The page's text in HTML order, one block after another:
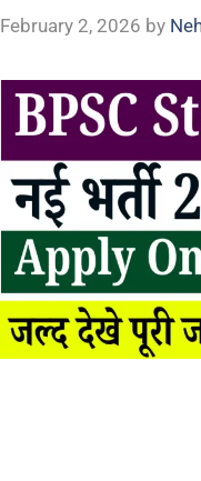
February 2, 2026 by